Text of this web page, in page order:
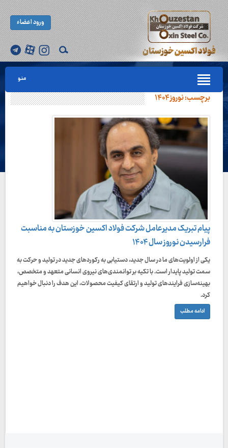
ورود اعضاء
منو
برچسب:نوروز ۱۴۰۴
پیام تبریک مدیرعامل شرکت فولاد اکسین خوزستان به مناسبت
فرارسیدن نوروز سال ۱۴۰۴
یکی از اولویت‌های ما در سال جدید، دستیابی به رکوردهای جدید در تولید و حرکت به
سمت تولید پایدار است. با تکیه بر توانمندی‌های نیروی انسانی متعهد و متخصص،
بهینه‌سازی فرایندهای تولید و ارتقای کیفیت محصولات، این هدف را دنبال خواهیم
کرد.
ادامه مطلب